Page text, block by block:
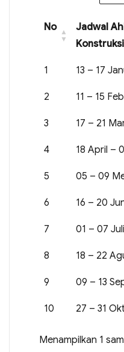
No
Jadwal
1 13 – 17
2 11 – 15
3 17 – 21
4 18 April –
5 05 – 09
6 16 – 20
7 01 – 07 Juli
8 18 – 22
9 09 – 13
10 27 – 31
Menampilkan 1